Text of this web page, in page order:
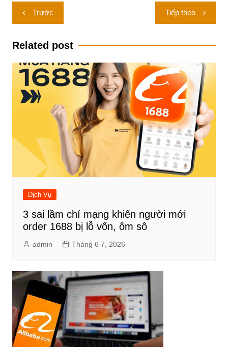
Điều
hướng
bài
Trước Tiếp theo
Related post
Dịch Vụ
3 sai lầm chí mạng khiến người mới
order 1688 bị lỗ vốn, ôm sô
admin Tháng 6 7, 2026